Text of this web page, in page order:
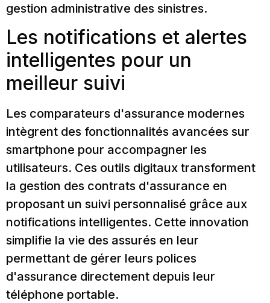
gestion administrative des sinistres.
Les notifications et alertes
intelligentes pour un
meilleur suivi
Les comparateurs d'assurance modernes
intègrent des fonctionnalités avancées sur
smartphone pour accompagner les
utilisateurs. Ces outils digitaux transforment
la gestion des contrats d'assurance en
proposant un suivi personnalisé grâce aux
notifications intelligentes. Cette innovation
simplifie la vie des assurés en leur
permettant de gérer leurs polices
d'assurance directement depuis leur
téléphone portable.